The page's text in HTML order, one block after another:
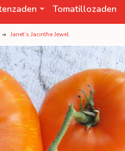
Tomatillozaden
Janet’s Jacinthe Jewel